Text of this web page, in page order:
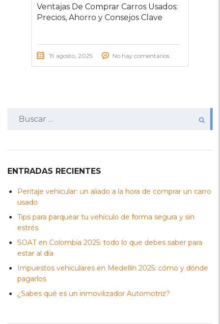
Ventajas De Comprar Carros Usados:
Precios, Ahorro y Consejos Clave
19 agosto, 2025 No hay comentarios
ENTRADAS RECIENTES
Peritaje vehicular: un aliado a la hora de comprar un carro
usado
Tips para parquear tu vehículo de forma segura y sin
estrés
SOAT en Colombia 2025: todo lo que debes saber para
estar al día
Impuestos vehiculares en Medellín 2025: cómo y dónde
pagarlos
¿Sabes qué es un inmovilizador Automotriz?